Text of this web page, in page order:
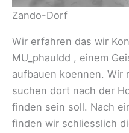
Zando-Dorf
Wir erfahren das wir
MU_phauldd , einem
aufbauen koennen. Wir
suchen dort nach der
finden sein soll. Nach
finden wir schliesslich